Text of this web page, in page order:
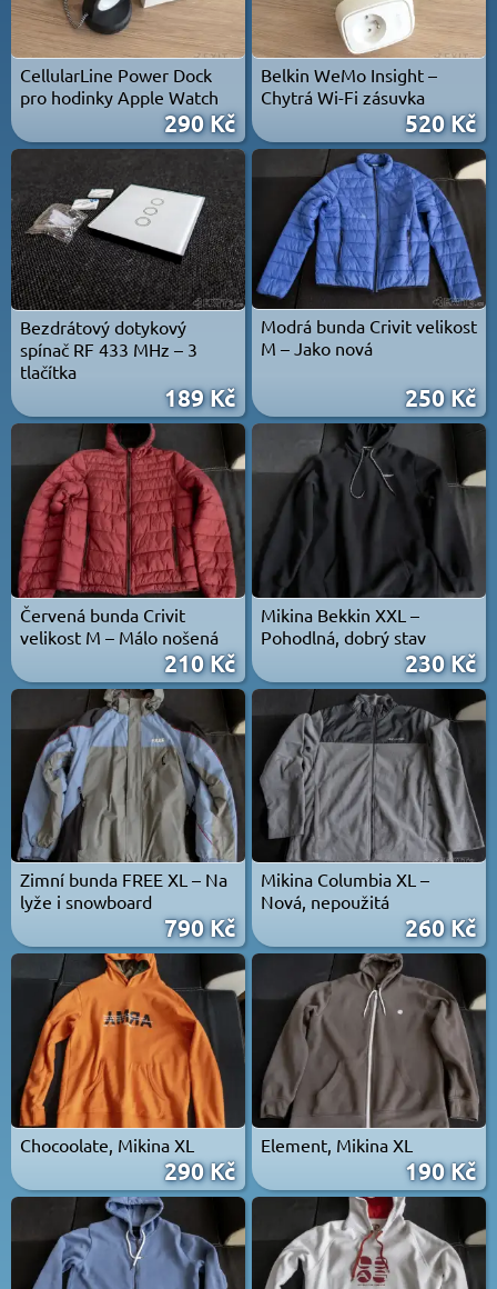
CellularLine Power Dock
pro hodinky Apple Watch
290 Kč
Belkin WeMo Insight –
Chytrá Wi-Fi zásuvka
520 Kč
Bezdrátový dotykový
spínač RF 433 MHz – 3
tlačítka
189 Kč
Modrá bunda Crivit velikost
M – Jako nová
250 Kč
Červená bunda Crivit
velikost M – Málo nošená
210 Kč
Mikina Bekkin XXL –
Pohodlná, dobrý stav
230 Kč
Zimní bunda FREE XL – Na
lyže i snowboard
790 Kč
Mikina Columbia XL –
Nová, nepoužitá
260 Kč
Chocoolate, Mikina XL
290 Kč
Element, Mikina XL
190 Kč